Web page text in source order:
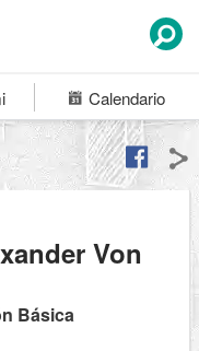
Calendario
Von
Básica